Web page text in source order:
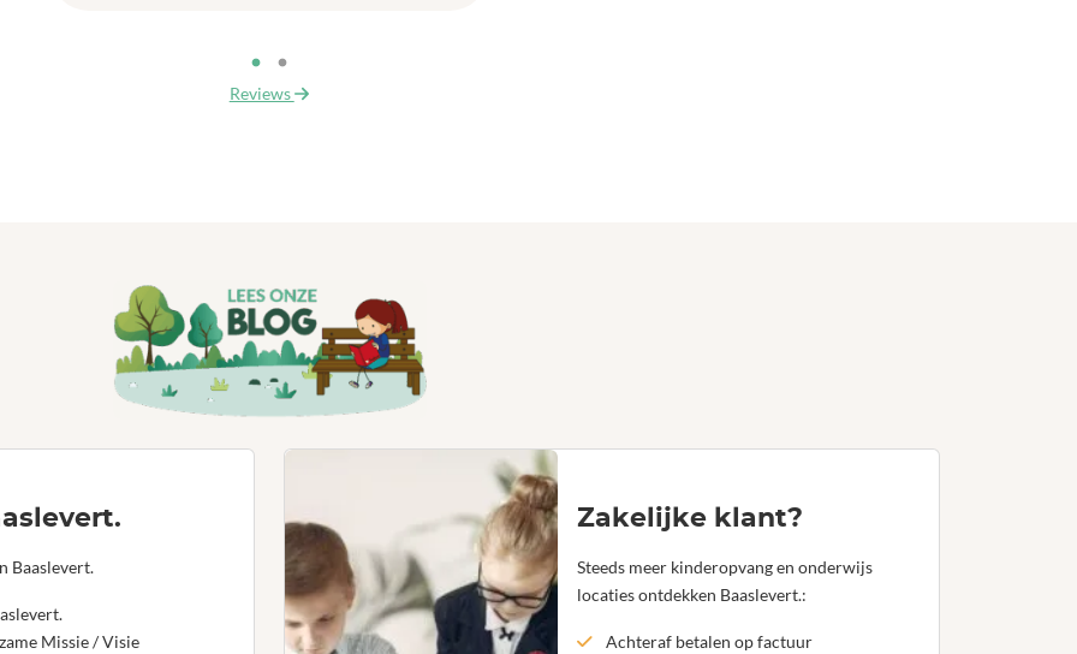
Reviews
Baaslevert.
Missie / Visie
Zakelijke klant?
Steeds meer kinderopvang en onderwijs
locaties ontdekken Baaslevert.:
Achteraf betalen op factuur